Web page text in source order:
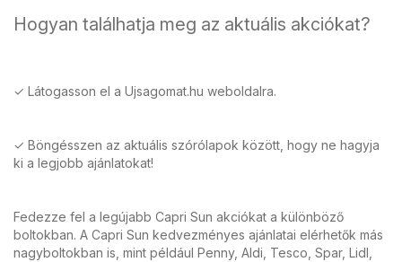
Hogyan találhatja meg az aktuális akciókat?
✓ Látogasson el a Ujsagomat.hu weboldalra.
✓ Böngésszen az aktuális szórólapok között, hogy ne hagyja
ki a legjobb ajánlatokat!
Fedezze fel a legújabb Capri Sun akciókat a különböző
boltokban. A Capri Sun kedvezményes ajánlatai elérhetők más
nagyboltokban is, mint például Penny, Aldi, Tesco, Spar, Lidl,